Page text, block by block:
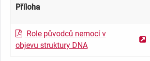
Příloha
Role původců nemocí v
objevu struktury DNA